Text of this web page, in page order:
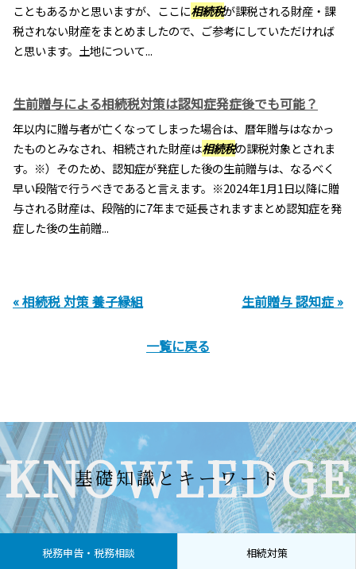
こともあるかと思いますが、ここに相続税が課税される財産・課
税されない財産をまとめましたので、ご参考にしていただければ
と思います。土地について...
生前贈与による相続税対策は認知症発症後でも可能？
年以内に贈与者が亡くなってしまった場合は、暦年贈与はなかっ
たものとみなされ、相続された財産は相続税の課税対象とされま
す。※）そのため、認知症が発症した後の生前贈与は、なるべく
早い段階で行うべきであると言えます。※2024年1月1日以降に贈
与される財産は、段階的に7年まで延長されますまとめ認知症を発
症した後の生前贈...
« 相続税 対策 養子縁組 生前贈与 認知症 »
一覧に戻る
KNOWLEDGE
基礎知識とキーワード
税務申告・税務相談 相続対策